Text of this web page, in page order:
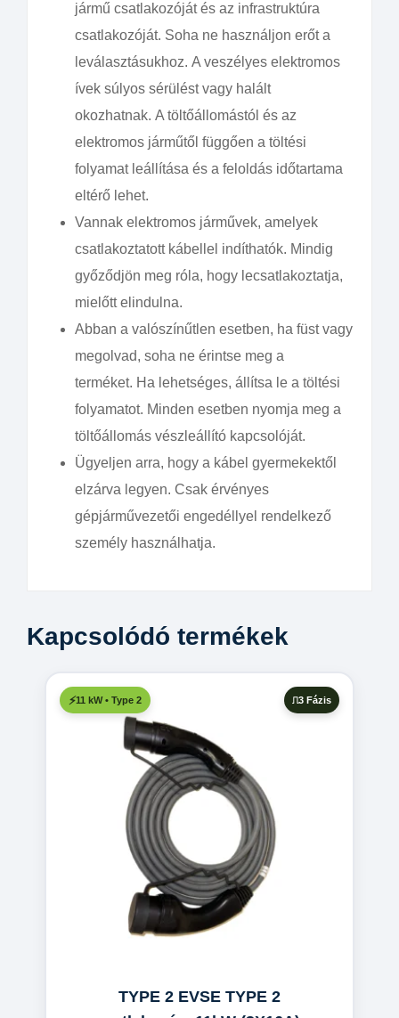
jármű csatlakozóját és az infrastruktúra
csatlakozóját. Soha ne használjon erőt a
leválasztásukhoz. A veszélyes elektromos
ívek súlyos sérülést vagy halált
okozhatnak. A töltőállomástól és az
elektromos járműtől függően a töltési
folyamat leállítása és a feloldás időtartama
eltérő lehet.
Vannak elektromos járművek, amelyek
csatlakoztatott kábellel indíthatók. Mindig
győződjön meg róla, hogy lecsatlakoztatja,
mielőtt elindulna.
Abban a valószínűtlen esetben, ha füst vagy
megolvad, soha ne érintse meg a
terméket. Ha lehetséges, állítsa le a töltési
folyamatot. Minden esetben nyomja meg a
töltőállomás vészleállító kapcsolóját.
Ügyeljen arra, hogy a kábel gyermekektől
elzárva legyen. Csak érvényes
gépjárművezetői engedéllyel rendelkező
személy használhatja.
Kapcsolódó termékek
11 kW • Type 2 3 Fázis
TYPE 2 EVSE TYPE 2